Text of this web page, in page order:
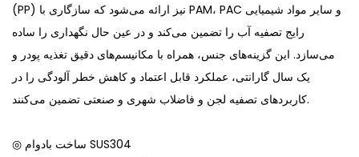
(PP) نیز ارائه می‌شود که سازگاری با PAM، PAC و سایر مواد شیمیایی
رایج تصفیه آب را تضمین می‌کند و در عین حال نگهداری را ساده
می‌سازد. این گزینه‌های جنس، همراه با مکانیسم‌های دقیق تغذیه پودر و
یک سال گارانتی، عملکرد قابل اعتماد و کاهش خطر آلودگی را در
کاربردهای تصفیه لجن و فاضلاب شهری و صنعتی تضمین می‌کنند.
◎ ساخت بادوام SUS304